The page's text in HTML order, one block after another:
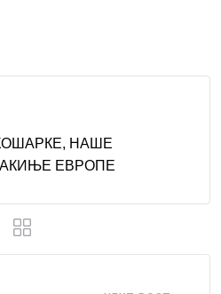
НАШЕ
ЕВРОПЕ